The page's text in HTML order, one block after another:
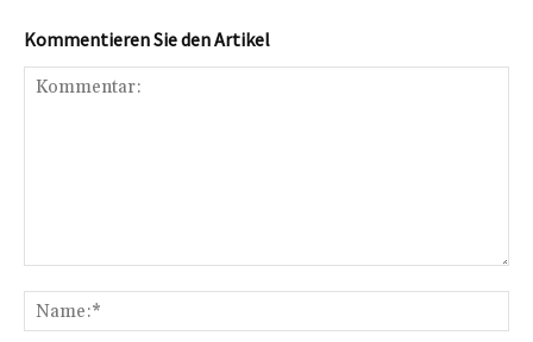
Kommentieren Sie den Artikel